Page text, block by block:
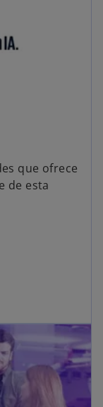
que ofrece
de esta